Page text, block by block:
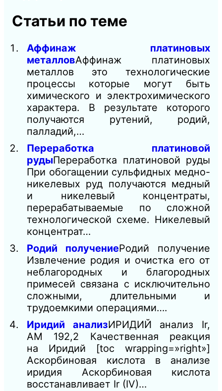
Статьи по теме
Аффинаж платиновых
металловАффинаж платиновых
металлов это технологические
процессы которые могут быть
химического и электрохимического
характера. В результате которого
получаются рутений, родий,
палладий,…
Переработка платиновой
рудыПереработка платиновой руды
При обогащении сульфидных медно-
никелевых руд получаются медный
и никелевый концентраты,
перерабатываемые по сложной
технологической схеме. Никелевый
концентрат…
Родий получениеРодий получение
Извлечение родия и очистка его от
неблагородных и благородных
примесей связана с исключительно
сложными, длительными и
трудоемкими операциями….
Иридий анализИРИДИЙ анализ Ir,
AM 192,2 Качественная реакция
на Иридий [toc wrapping=»right»]
Аскорбиновая кислота в анализе
иридия Аскорбиновая кислота
восстанавливает Ir (IV)…